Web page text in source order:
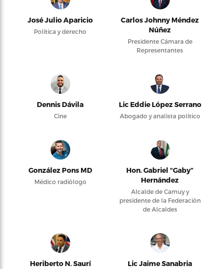
José Julio Aparicio
Política y derecho
Carlos Johnny Méndez
Núñez
Presidente Cámara de
Representantes
Dennis Dávila
Cine
Lic Eddie López Serrano
Abogado y analista político
González Pons MD
Médico radiólogo
Hon. Gabriel “Gaby”
Hernández
Alcalde de Camuy y
presidente de la Federación
de Alcaldes
Heriberto N. Saurí Lic Jaime Sanabria